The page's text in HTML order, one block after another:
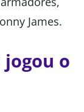
James.
o